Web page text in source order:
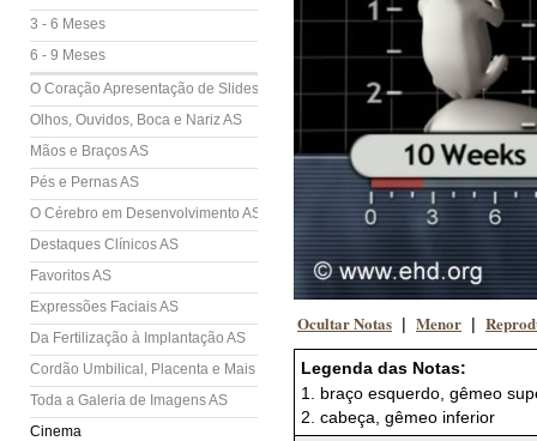
3 - 6 Meses
6 - 9 Meses
O Coração Apresentação de Slides (AS)
Olhos, Ouvidos, Boca e Nariz AS
Mãos e Braços AS
Pés e Pernas AS
O Cérebro em Desenvolvimento AS
Destaques Clínicos AS
Favoritos AS
Expressões Faciais AS
Da Fertilização à Implantação AS
Cordão Umbilical, Placenta e Mais AS
Toda a Galeria de Imagens AS
Cinema
Ocultar Notas | Menor |
Legenda das Notas:
1. braço esquerdo, gêmeo
2. cabeça, gêmeo inferior